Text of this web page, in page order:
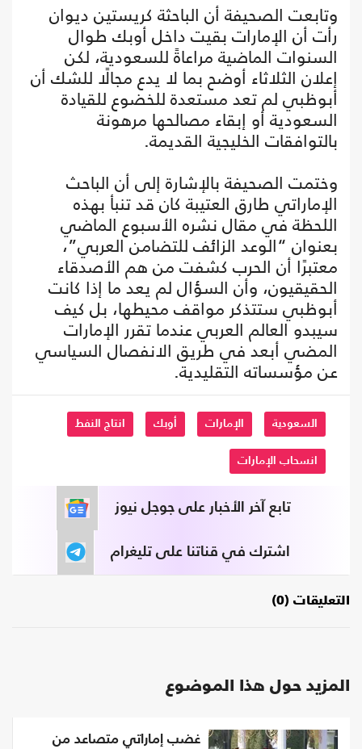
وتابعت الصحيفة أن الباحثة كريستين ديوان
رأت أن الإمارات بقيت داخل أوبك طوال
السنوات الماضية مراعاةً للسعودية، لكن
إعلان الثلاثاء أوضح بما لا يدع مجالًا للشك أن
أبوظبي لم تعد مستعدة للخضوع للقيادة
السعودية أو إبقاء مصالحها مرهونة
بالتوافقات الخليجية القديمة.
وختمت الصحيفة بالإشارة إلى أن الباحث
الإماراتي طارق العتيبة كان قد تنبأ بهذه
اللحظة في مقال نشره الأسبوع الماضي
بعنوان “الوعد الزائف للتضامن العربي”،
معتبرًا أن الحرب كشفت من هم الأصدقاء
الحقيقيون، وأن السؤال لم يعد ما إذا كانت
أبوظبي ستتذكر مواقف محيطها، بل كيف
سيبدو العالم العربي عندما تقرر الإمارات
المضي أبعد في طريق الانفصال السياسي
عن مؤسساته التقليدية.
السعودية الإمارات أوبك انتاج النفط
انسحاب الإمارات
تابع آخر الأخبار على جوجل نيوز
اشترك في قناتنا على تليغرام
التعليقات (0)
المزيد حول هذا الموضوع
غضب إماراتي متصاعد من